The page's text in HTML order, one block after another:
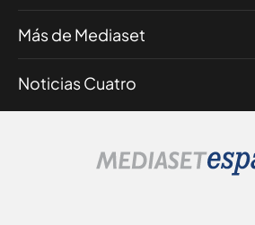
Más de Mediaset
Noticias Cuatro